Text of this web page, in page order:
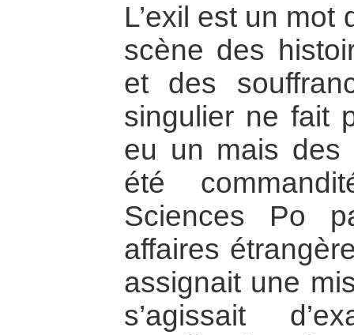
L’exil est un
scène des
et des
singulier ne fait
eu un mais des
été
Sciences Po
affaires
assignait une
s’agissait